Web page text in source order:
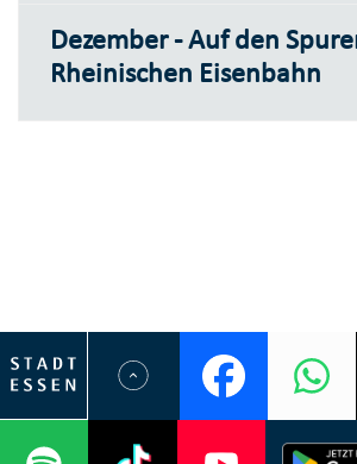
Dezember - Auf den
Rheinischen Eisenbahn